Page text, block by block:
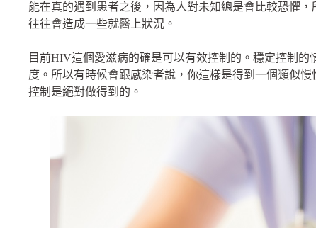
能在真的遇到患者之後，因為人對未知總是會比較恐懼
往往會造成一些就醫上狀況。
目前HIV這個愛滋病的確是可以有效控制的。穩定控制
度。所以有時候會跟感染者說，你這樣是得到一個類似
控制是絕對做得到的。